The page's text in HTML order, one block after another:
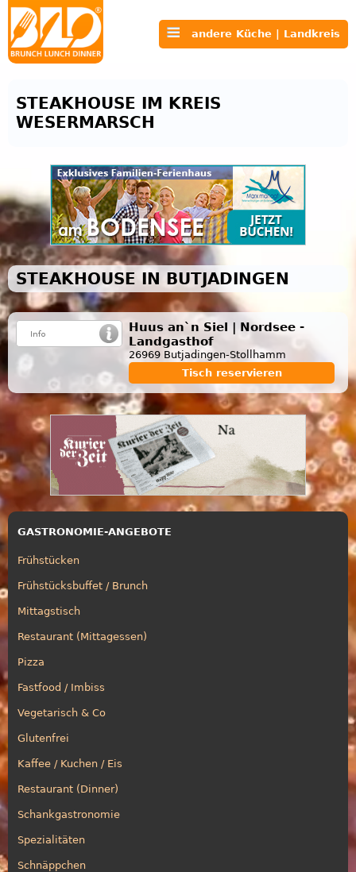
andere Küche | Landkreis
STEAKHOUSE IM KREIS
WESERMARSCH
STEAKHOUSE IN BUTJADINGEN
Huus an`n Siel | Nordsee -
Landgasthof
26969 Butjadingen-Stollhamm
Tisch reservieren
GASTRONOMIE-ANGEBOTE
Frühstücken
Frühstücksbuffet / Brunch
Mittagstisch
Restaurant (Mittagessen)
Pizza
Fastfood / Imbiss
Vegetarisch & Co
Glutenfrei
Kaffee / Kuchen / Eis
Restaurant (Dinner)
Schankgastronomie
Spezialitäten
Schnäppchen